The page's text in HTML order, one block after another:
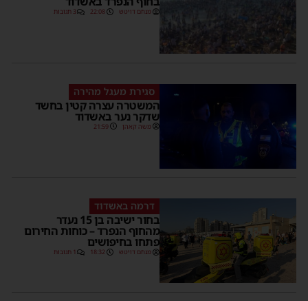
מנחם דויטש 22:08 3 תגובות
סגירת מעגל מהירה
המשטרה עצרה קטין בחשד
שדקר נער באשדוד
משה קאהן 21:59
דרמה באשדוד
בחור ישיבה בן 15 נעדר
מהחוף הנפרד – כוחות החירום
פתחו בחיפושים
מנחם דויטש 18:32 1 תגובות